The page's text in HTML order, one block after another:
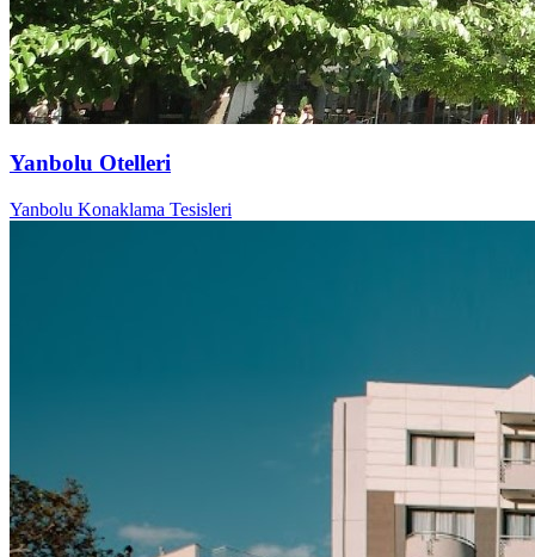
Yanbolu Otelleri
Yanbolu Konaklama Tesisleri